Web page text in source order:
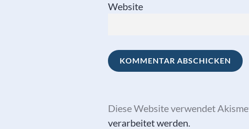
Website
Diese Website verwendet
verarbeitet werden.